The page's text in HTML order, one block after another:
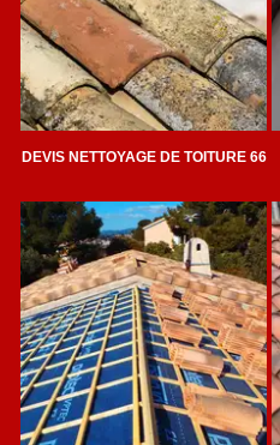
DEVIS NETTOYAGE DE TOITURE 66